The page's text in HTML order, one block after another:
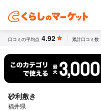
口コミの平均点 4.92 累計口コミ数
砂利敷き
福井県